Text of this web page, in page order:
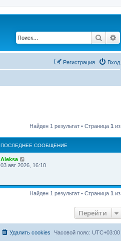
Поиск
Вход
Регистрация
Найден 1 результат • Страница 1 из
ПОСЛЕДНЕЕ СООБЩЕНИЕ
Aleksa
03 авг 2026, 16:10
Найден 1 результат • Страница 1 из
Перейти
Часовой пояс: UTC+03:00
Удалить cookies